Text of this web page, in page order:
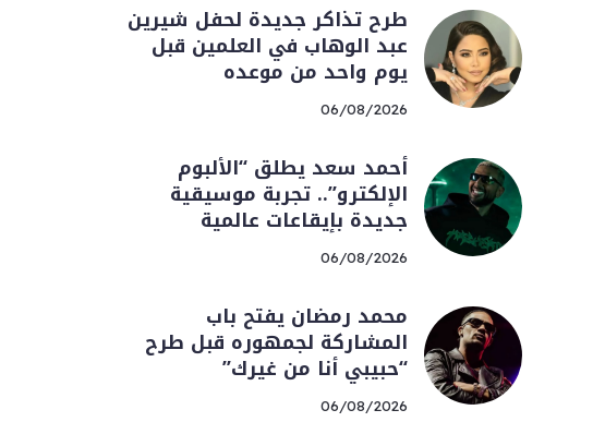
طرح تذاكر جديدة لحفل شيرين
عبد الوهاب في العلمين قبل
يوم واحد من موعده
06/08/2026
أحمد سعد يطلق “الألبوم
الإلكترو”.. تجربة موسيقية
جديدة بإيقاعات عالمية
06/08/2026
محمد رمضان يفتح باب
المشاركة لجمهوره قبل طرح
“حبيبي أنا من غيرك”
06/08/2026